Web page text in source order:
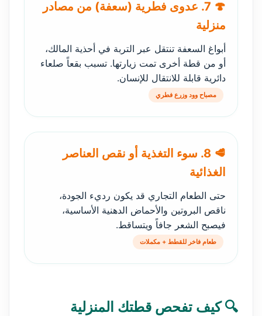
🍄 7. عدوى فطرية (سعفة) من مصادر
منزلية
أبواغ السعفة تنتقل عبر التربة في أحذية المالك،
أو من قطة أخرى تمت زيارتها. تسبب بقعاً صلعاء
دائرية قابلة للانتقال للإنسان.
مصباح وود وزرع فطري
🥩 8. سوء التغذية أو نقص العناصر
الغذائية
حتى الطعام التجاري قد يكون رديء الجودة،
ناقص البروتين والأحماض الدهنية الأساسية،
فيصبح الشعر جافاً ويتساقط.
طعام فاخر للقطط + مكملات
🔍 كيف تفحص قطتك المنزلية